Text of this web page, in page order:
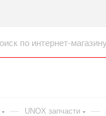
— UNOX запчасти —